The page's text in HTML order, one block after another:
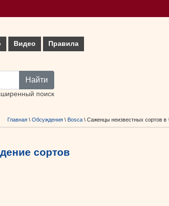
Видео Правила
Найти
поиск
Главная \ Обсуждения \ Bosca \ Саженцы неизвестных сортов в
сортов